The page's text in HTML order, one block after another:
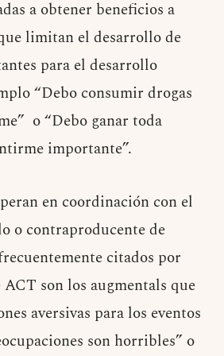
a obtener beneficios a
limitan el desarrollo de
para el desarrollo
“Debo consumir drogas
o “Debo ganar toda
importante”.
en coordinación con el
o contraproducente de
citados por
son los augmentals que
aversivas para los eventos
son horribles” o